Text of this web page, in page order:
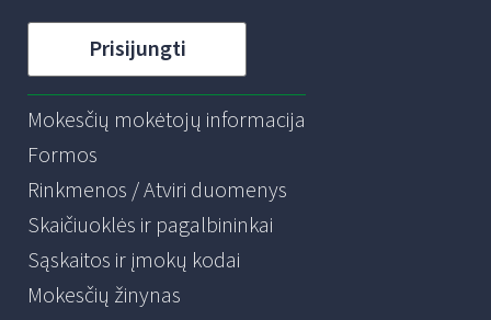
Prisijungti
Mokesčių mokėtojų informacija
Formos
Rinkmenos / Atviri duomenys
Skaičiuoklės ir pagalbininkai
Sąskaitos ir įmokų kodai
Mokesčių žinynas